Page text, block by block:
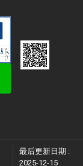
最后更新日期 :
2025-12-15